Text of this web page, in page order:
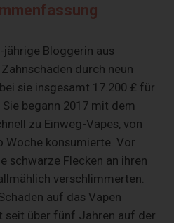
jährige Bloggerin aus
durch neun
sie insgesamt 17.200 £ für
begann 2017 mit dem
zu Einweg-Vapes, von
Woche konsumierte. Vor
schwarze Flecken an ihren
verschlimmerten.
auf das Vapen
seit über fünf Jahren auf der